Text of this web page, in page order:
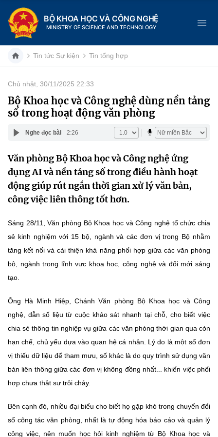
BỘ KHOA HỌC VÀ CÔNG NGHỆ
MINISTRY OF SCIENCE AND TECHNOLOGY
Danh mục
Trang chủ
Giới thiệu
Chức năng nhiệm vụ
Cơ cấu tổ chức
Sở Khoa học và Công nghệ
Tin tức sự kiện
Khoa học và Công nghệ
Chuyển đổi số
Bưu chính, Viễn thông
Tiêu chuẩn, đo lường, chất lượng
Năng lượng nguyên tử
Tin tổng hợp
Dịch vụ công
Hệ thống văn bản
Văn bản chỉ đạo điều hành
MST IOFFICE
THỐNG KÊ
Đổi mới sáng tạo
Bưu chính, Viễn thông
Sở hữu trí tuệ
Năng lượng nguyên tử
Multimedia
Khác
Infographic
Nhiệm vụ trọng tâm
Tin tức Sự kiện Tin tổng hợp
Chủ nhật, 30/11/2025 22:33
Bộ Khoa học và Công nghệ dùng nền tảng
số trong hoạt động văn phòng
Nghe đọc bài 2:26
Văn phòng Bộ Khoa học và Công nghệ ứng
dụng AI và nền tảng số trong điều hành hoạt
động giúp rút ngắn thời gian xử lý văn bản,
công việc liên thông tốt hơn.
Sáng 28/11, Văn phòng Bộ Khoa học và Công nghệ tổ chức chia
sẻ kinh nghiệm với 15 bộ, ngành và các đơn vị trong Bộ nhằm
tăng kết nối và cải thiện khả năng phối hợp giữa các văn phòng
bộ, ngành trong lĩnh vực khoa học, công nghệ và đổi mới sáng
tạo.
Ông Hà Minh Hiệp, Chánh Văn phòng Bộ Khoa học và Công
nghệ, dẫn số liệu từ cuộc khảo sát nhanh tại chỗ, cho biết việc
chia sẻ thông tin nghiệp vụ giữa các văn phòng thời gian qua còn
hạn chế, chủ yếu dựa vào quan hệ cá nhân. Lý do là một số đơn
vị thiếu dữ liệu để tham mưu, số khác là do quy trình sử dụng văn
bản liên thông giữa các đơn vị không đồng nhất... khiến việc phối
hợp chưa thật sự trôi chảy.
Bên cạnh đó, nhiều đại biểu cho biết họ gặp khó trong chuyển đổi
số công tác văn phòng, nhất là tự động hóa báo cáo và quản lý
công việc, nên muốn học hỏi kinh nghiệm từ Bộ Khoa học và